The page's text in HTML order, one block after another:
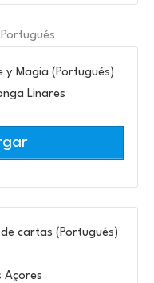
Magia (Portugués)
Linares
cartas (Portugués)
Açores